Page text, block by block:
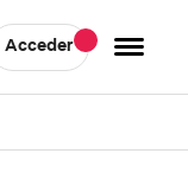
Acceder